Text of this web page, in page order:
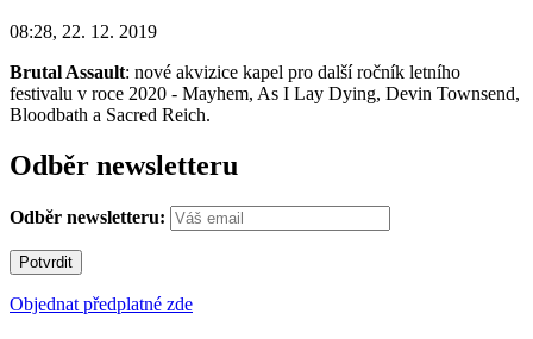
08:28, 22. 12. 2019
Brutal Assault: nové akvizice kapel pro další ročník letního
festivalu v roce 2020 - Mayhem, As I Lay Dying, Devin Townsend,
Bloodbath a Sacred Reich.
Odběr newsletteru
Odběr newsletteru:
Objednat předplatné zde